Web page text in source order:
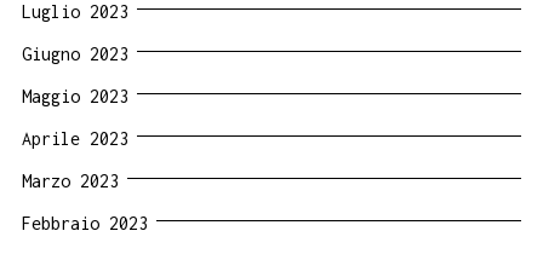
Luglio 2023
Giugno 2023
Maggio 2023
Aprile 2023
Marzo 2023
Febbraio 2023